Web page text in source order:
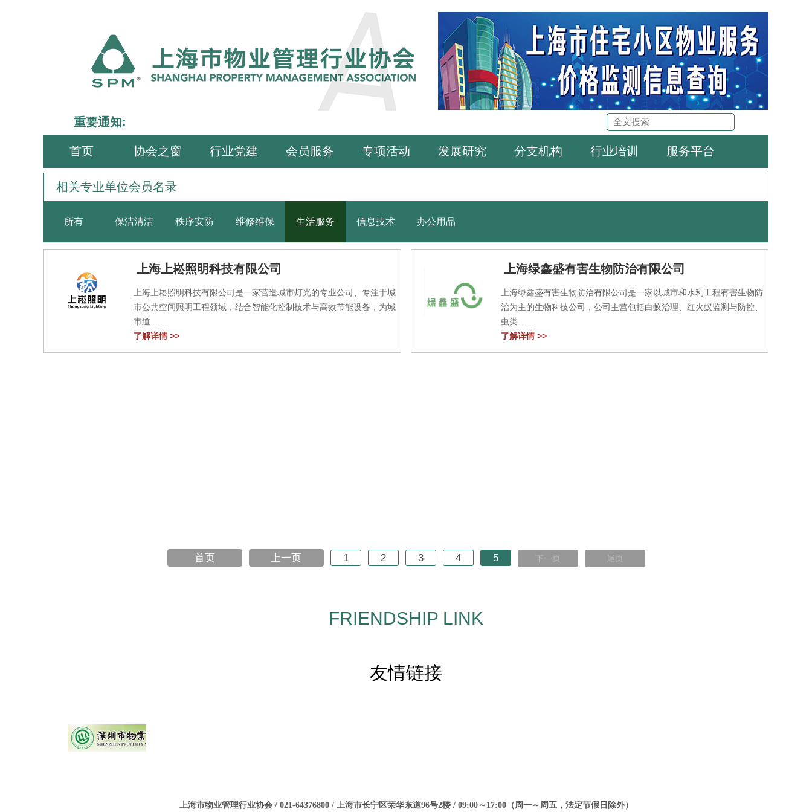
重要通知:
首页 协会之窗 行业党建 会员服务 专项活动 发展研究 分支机构 行业培训 服务平台
相关专业单位会员名录
所有 保洁清洁 秩序安防 维修维保 生活服务 信息技术 办公用品
上海上崧照明科技有限公司
上海上崧照明科技有限公司是一家营造城市灯光的专业公司、专注于城
市公共空间照明工程领域，结合智能化控制技术与高效节能设备，为城
市道...
了解详情 >>
上海绿鑫盛有害生物防治有限公司
上海绿鑫盛有害生物防治有限公司是一家以城市和水利工程有害生物防
治为主的生物科技公司，公司主营包括白蚁治理、红火蚁监测与防控、
虫类...
了解详情 >>
首页 上一页 1 2 3 4 5 下一页 尾页
FRIENDSHIP LINK
友情链接
上海市物业管理行业协会 / 021-64376800 / 上海市长宁区荣华东道96号2楼 / 09:00～17:00（周一～周五，法定节假日除外）